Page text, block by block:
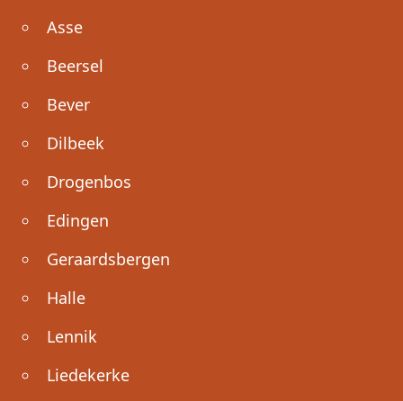
Asse
Beersel
Bever
Dilbeek
Drogenbos
Edingen
Geraardsbergen
Halle
Lennik
Liedekerke